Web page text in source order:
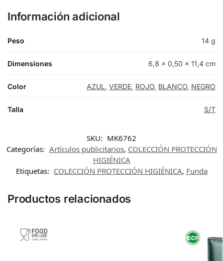
Información adicional
Peso 14 g
Dimensiones 6,8 × 0,50 × 11,4 cm
Color AZUL, VERDE, ROJO, BLANCO, NEGRO
Talla S/T
SKU: MK6762
Categorías: Artículos publicitarios, COLECCIÓN PROTECCIÓN
HIGIÉNICA
Etiquetas: COLECCIÓN PROTECCIÓN HIGIÉNICA, Funda
Productos relacionados